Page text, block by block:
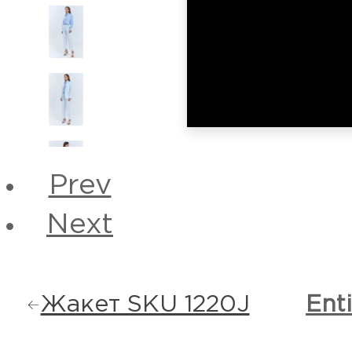
Prev
Next
Жакет SKU 1220J